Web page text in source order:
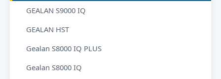
GEALAN S9000 IQ
GEALAN HST
Gealan S8000 IQ PLUS
Gealan S8000 IQ